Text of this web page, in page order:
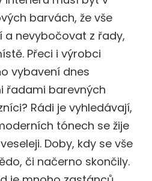
barvách, že vše
nevybočovat z řady,
Přeci i výrobci
vybavení dnes
řadami barevných
Rádi je vyhledávají,
tónech se žije
Doby, kdy se vše
či načerno skončily.